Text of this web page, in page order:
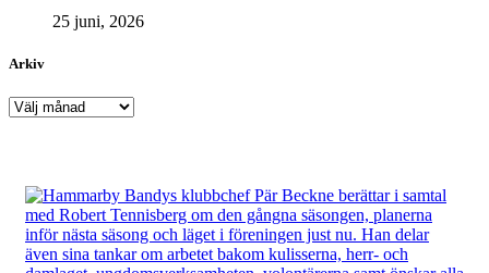
25 juni, 2026
Arkiv
Arkiv